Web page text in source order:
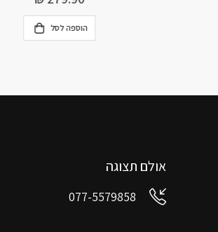
אולם תצוגה
077-5579858